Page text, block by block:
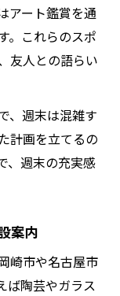
アート鑑賞を通
。これらのスポ
友人との語らい
、週末は混雑す
計画を立てるの
、週末の充実感
案内
崎市や名古屋市
ば陶芸やガラス